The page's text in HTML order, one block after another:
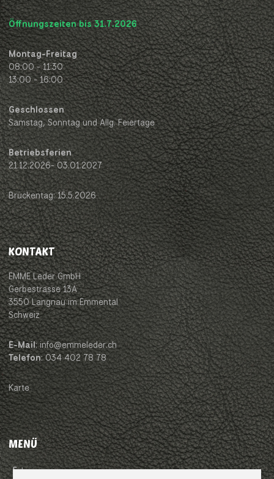
Öffnungszeiten bis 31.7.2026
Montag-Freitag
08:00 - 11:30
13:00 - 16:00
Geschlossen
Samstag, Sonntag und Allg. Feiertage
Betriebsferien
21.12.2026- 03.01.2027
Brückentag: 15.5.2026
KONTAKT
EMME Leder GmbH
Gerbestrasse 13A
3550 Langnau im Emmental
Schweiz
E-Mail: info@emmeleder.ch
Telefon: 034 402 78 78
Karte
MENÜ
Impressum